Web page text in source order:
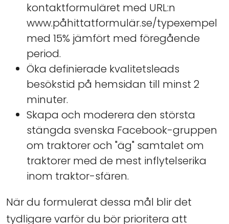
kontaktformuläret med URL:n
www.påhittatformulär.se/typexempel
med 15% jämfört med föregående
period.
Öka definierade kvalitetsleads
besökstid på hemsidan till minst 2
minuter.
Skapa och moderera den största
stängda svenska Facebook-gruppen
om traktorer och "äg" samtalet om
traktorer med de mest inflytelserika
inom traktor-sfären.
När du formulerat dessa mål blir det
tydligare varför du bör prioritera att